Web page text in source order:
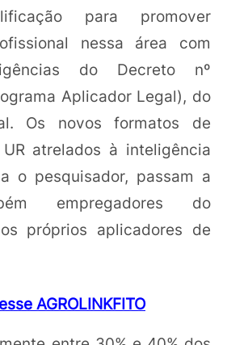
para promover
nessa área com
do Decreto nº
Aplicador Legal), do
Os novos formatos de
atrelados à inteligência
o pesquisador, passam a
empregadores do
próprios aplicadores de
AGROLINKFITO